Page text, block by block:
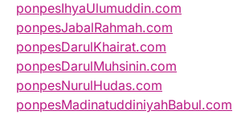
ponpesIhyaUlumuddin.com
ponpesJabalRahmah.com
ponpesDarulKhairat.com
ponpesDarulMuhsinin.com
ponpesNurulHudas.com
ponpesMadinatuddiniyahBabul.com